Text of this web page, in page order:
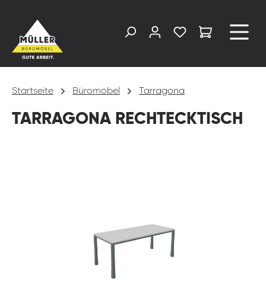
Startseite Büromöbel Tarragona
TARRAGONA RECHTECKTISCH